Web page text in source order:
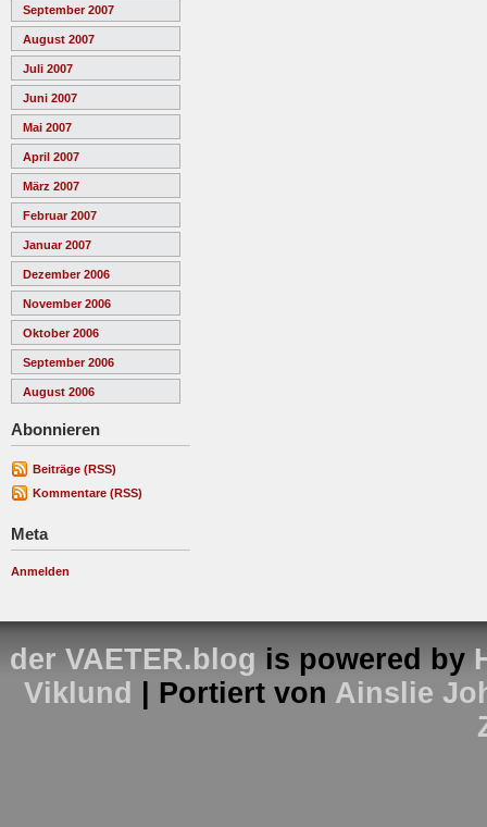
September 2007
August 2007
Juli 2007
Juni 2007
Mai 2007
April 2007
März 2007
Februar 2007
Januar 2007
Dezember 2006
November 2006
Oktober 2006
September 2006
August 2006
Abonnieren
Beiträge (RSS)
Kommentare (RSS)
Meta
Anmelden
der VAETER.blog is powered by
Viklund
| Portiert von Ainslie